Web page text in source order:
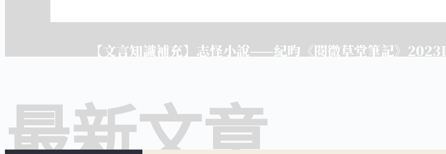
【文言知識補充】志怪小說——紀昀《閱微草堂筆記》
最新文章